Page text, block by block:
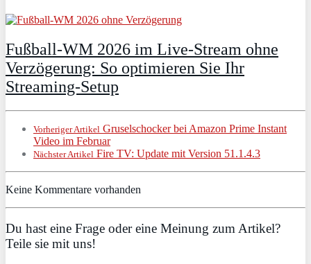
Fußball-WM 2026 im Live-Stream ohne
Verzögerung: So optimieren Sie Ihr
Streaming-Setup
Vorheriger Artikel Gruselschocker bei Amazon Prime Instant
Video im Februar
Nächster Artikel Fire TV: Update mit Version 51.1.4.3
Keine Kommentare vorhanden
Du hast eine Frage oder eine Meinung zum Artikel?
Teile sie mit uns!